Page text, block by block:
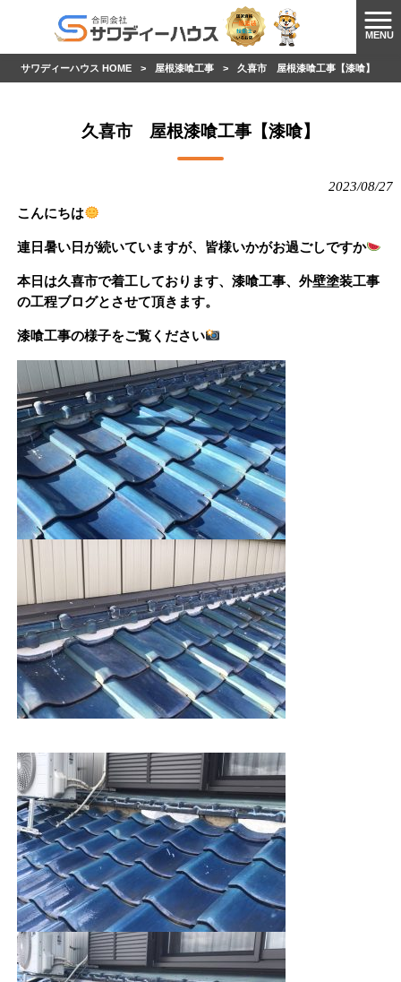
MENU
サワディーハウス HOME > 屋根漆喰工事 > 久喜市 屋根漆喰工事【漆喰】
久喜市 屋根漆喰工事【漆喰】
2023/08/27
こんにちは
連日暑い日が続いていますが、皆様いかがお過ごしですか
本日は久喜市で着工しております、漆喰工事、外壁塗装工事
の工程ブログとさせて頂きます。
漆喰工事の様子をご覧ください